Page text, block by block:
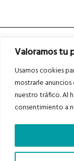
Valoramos tu
Usamos cookies
mostrarle
nuestro tráfico. Al
consentimiento a
Asociados a